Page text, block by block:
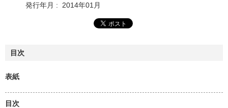
発行年月 : 2014年01月
目次
表紙
目次